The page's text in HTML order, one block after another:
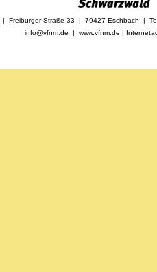
| Freiburger Straße 33 | 79427 Eschbach |
info@vfnm.de | www.vfnm.de |